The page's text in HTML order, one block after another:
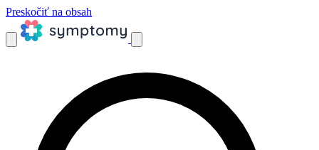
Preskočiť na obsah